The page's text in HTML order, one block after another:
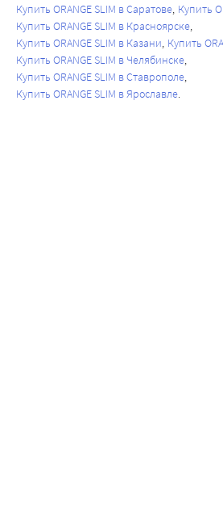
Купить ORANGE SLIM в Саратове Купить
Купить ORANGE SLIM в Красноярске
Купить ORANGE SLIM в Казани Купить
Купить ORANGE SLIM в Челябинске
Купить ORANGE SLIM в Ставрополе
Купить ORANGE SLIM в Ярославле